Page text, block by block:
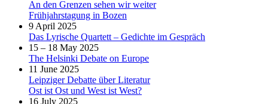
An den Grenzen sehen wir weiter
Frühjahrstagung in Bozen
9 April 2025
Das Lyrische Quartett – Gedichte im Gespräch
15 – 18 May 2025
The Helsinki Debate on Europe
11 June 2025
Leipziger Debatte über Literatur
Ost ist Ost und West ist West?
16 July 2025